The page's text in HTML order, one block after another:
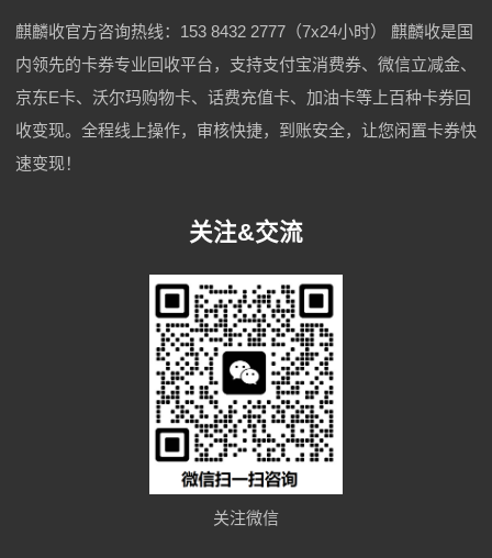
麒麟收官方咨询热线：153 8432 2777（7x24小时） 麒麟收是国
内领先的卡券专业回收平台，支持支付宝消费券、微信立减金、
京东E卡、沃尔玛购物卡、话费充值卡、加油卡等上百种卡券回
收变现。全程线上操作，审核快捷，到账安全，让您闲置卡券快
速变现！
关注&交流
关注微信